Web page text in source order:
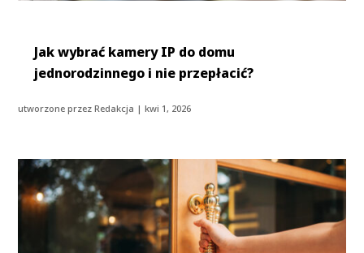
Jak wybrać kamery IP do domu
jednorodzinnego i nie przepłacić?
utworzone przezRedakcja |kwi 1, 2026